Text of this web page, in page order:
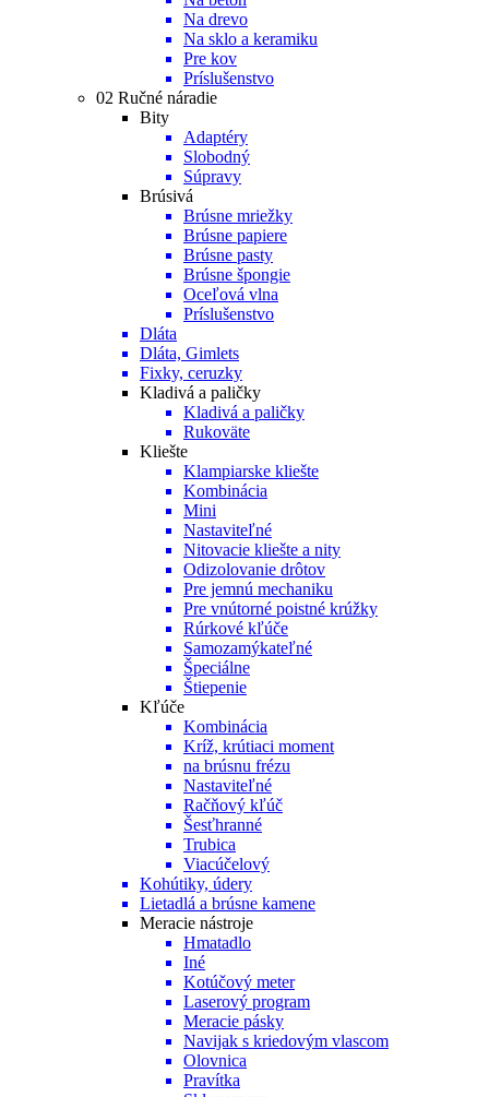
Na drevo
Na sklo a keramiku
Pre kov
Príslušenstvo
02 Ručné náradie
Bity
Adaptéry
Slobodný
Súpravy
Brúsivá
Brúsne mriežky
Brúsne papiere
Brúsne pasty
Brúsne špongie
Oceľová vlna
Príslušenstvo
Dláta
Dláta, Gimlets
Fixky, ceruzky
Kladivá a paličky
Kladivá a paličky
Rukoväte
Kliešte
Klampiarske kliešte
Kombinácia
Mini
Nastaviteľné
Nitovacie kliešte a nity
Odizolovanie drôtov
Pre jemnú mechaniku
Pre vnútorné poistné krúžky
Rúrkové kľúče
Samozamýkateľné
Špeciálne
Štiepenie
Kľúče
Kombinácia
Kríž, krútiaci moment
na brúsnu frézu
Nastaviteľné
Račňový kľúč
Šesťhranné
Trubica
Viacúčelový
Kohútiky, údery
Lietadlá a brúsne kamene
Meracie nástroje
Hmatadlo
Iné
Kotúčový meter
Laserový program
Meracie pásky
Navijak s kriedovým vlascom
Olovnica
Pravítka